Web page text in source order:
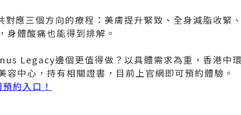
應三個方向的療程：美膚提升緊致、全身減脂收緊
身體酸痛也能得到排解。
Legacy邊個更值得做？以具體需求為重，香港中
容中心，持有相關證書，目前上官網即可預約體驗。
約入口！